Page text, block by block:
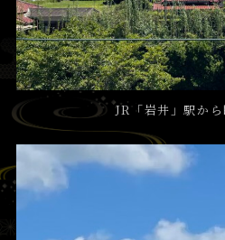
JR「岩井」駅か